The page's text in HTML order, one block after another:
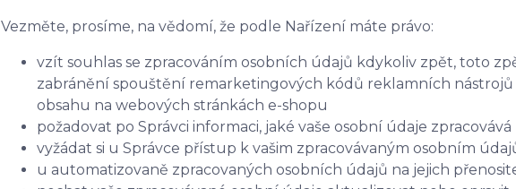
Vezměte, prosíme, na vědomí, že podle Nařízení máte právo:
vzít souhlas se zpracováním osobních údajů kdykoliv zpět, toto
zabránění spouštění remarketingových kódů reklamních nástrojů
obsahu na webových stránkách e-shopu
požadovat po Správci informaci, jaké vaše osobní údaje zpracovává
vyžádat si u Správce přístup k vašim zpracovávaným osobním
u automatizovaně zpracovaných osobních údajů na jejich